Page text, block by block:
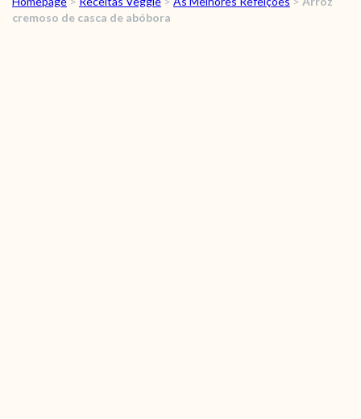
RECEITAS
cremoso de casca de abóbora